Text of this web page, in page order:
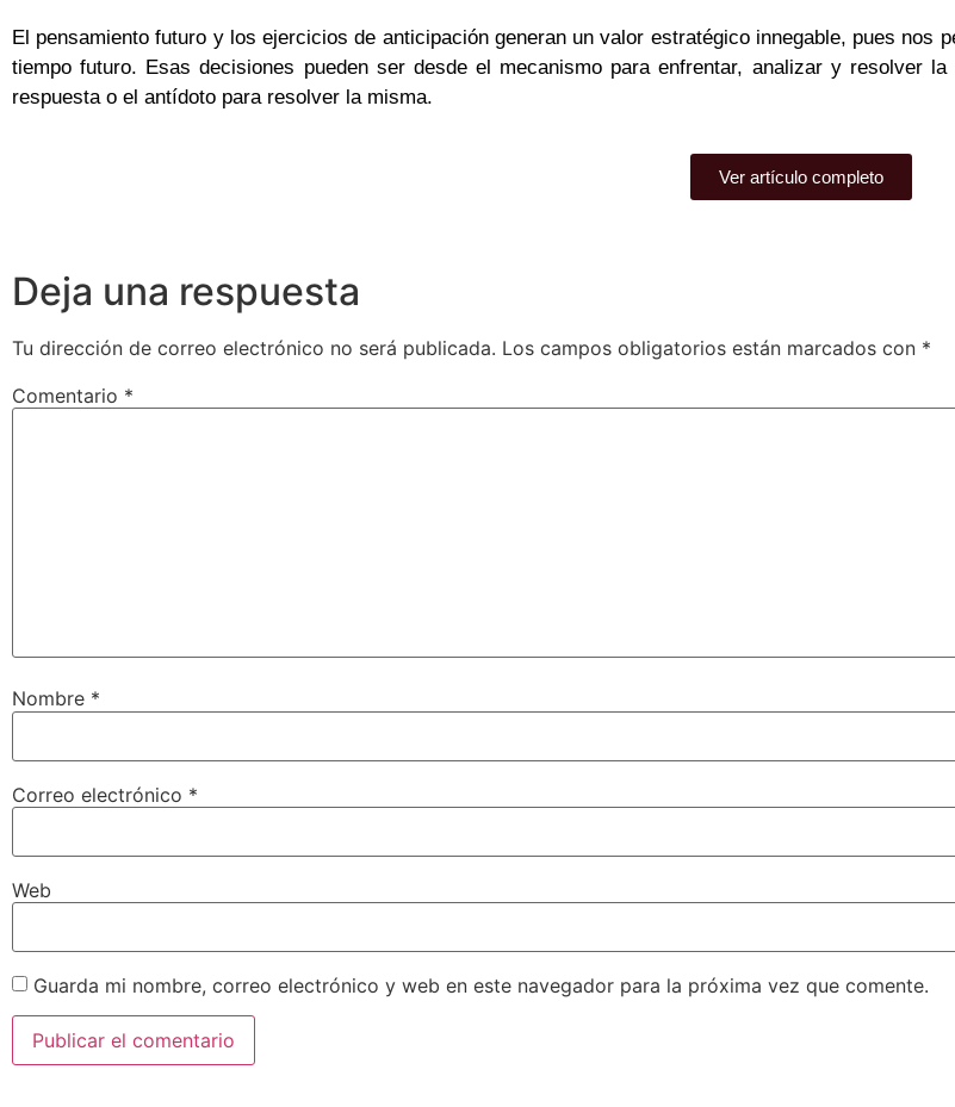
El pensamiento futuro y los ejercicios de anticipación generan un valor estratégico innegable, pues nos
tiempo futuro. Esas decisiones pueden ser desde el mecanismo para enfrentar, analizar y resolver
respuesta o el antídoto para resolver la misma.
Ver artículo completo
Deja una respuesta
Tu dirección de correo electrónico no será publicada. Los campos obligatorios están marcados con *
Comentario *
Nombre *
Correo electrónico *
Web
Guarda mi nombre, correo electrónico y web en este navegador para la próxima vez que comente.